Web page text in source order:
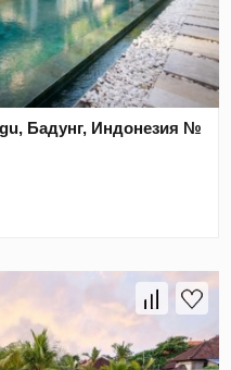
Бадунг, Индонезия №